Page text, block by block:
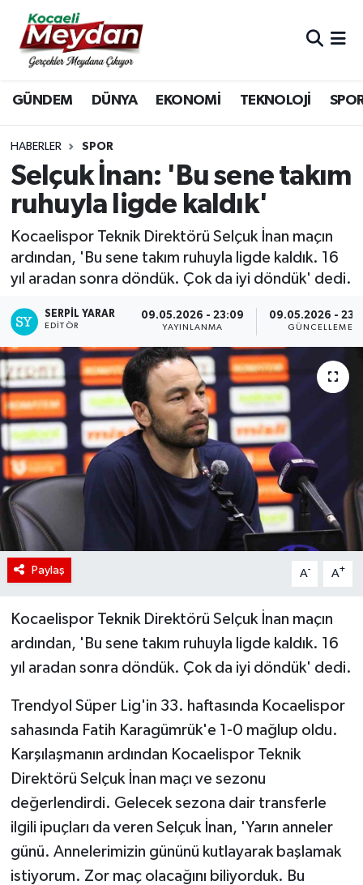
GÜNDEM DÜNYA EKONOMİ TEKNOLOJİ
HABERLER SPOR
Selçuk İnan: 'Bu sene takım
ruhuyla ligde kaldık'
Kocaelispor Teknik Direktörü Selçuk İnan maçın
ardından, 'Bu sene takım ruhuyla ligde kaldık. 16
yıl aradan sonra döndük. Çok da iyi döndük' dedi.
SERPİL YARAR
EDITÖR
09.05.2026 - 23:09
YAYINLANMA
09.05.2026 -
GÜNCELLEME
Paylaş A- A+
Kocaelispor Teknik Direktörü Selçuk İnan maçın
ardından, 'Bu sene takım ruhuyla ligde kaldık. 16
yıl aradan sonra döndük. Çok da iyi döndük' dedi.
Trendyol Süper Lig'in 33. haftasında Kocaelispor
sahasında Fatih Karagümrük'e 1-0 mağlup oldu.
Karşılaşmanın ardından Kocaelispor Teknik
Direktörü Selçuk İnan maçı ve sezonu
değerlendirdi. Gelecek sezona dair transferle
ilgili ipuçları da veren Selçuk İnan, 'Yarın anneler
günü. Annelerimizin gününü kutlayarak başlamak
istiyorum. Zor maç olacağını biliyorduk. Bu
Nöbetçi Eczaneler
Hava Durumu
Trafik Durumu
Süper Lig Puan Durumu ve Fikstür
Son Dakika Haberleri
Haber Arşivi